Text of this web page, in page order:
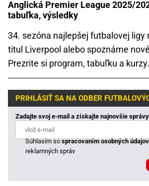
Anglická Premier League 2025/
tabuľka, výsledky
34. sezóna najlepšej futbalovej ligy
titul Liverpool alebo spoznáme
Prezrite si program, tabuľku a
PRIHLÁSIŤ SA NA ODBER
Zadajte svoj e-mail a získajte najnovšie
Súhlasím sospracovaním osobných údajov
reklamných správ